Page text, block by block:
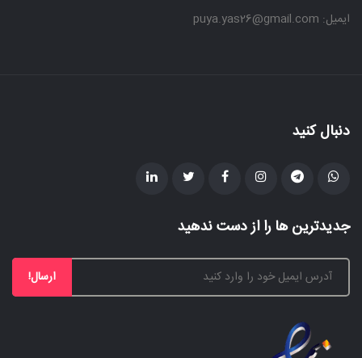
ایمیل: puya.yas26@gmail.com
دنبال کنید
جدیدترین ها را از دست ندهید
ارسال!